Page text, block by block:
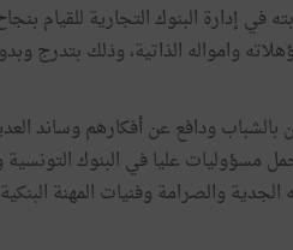
إدارة البنوك التجارية للقيام
وامواله الذاتية، وذلك
بالشباب ودافع عن أفكارهم وساند
مسؤوليات عليا في البنوك
الجدية والصرامة وفنيات المهنة